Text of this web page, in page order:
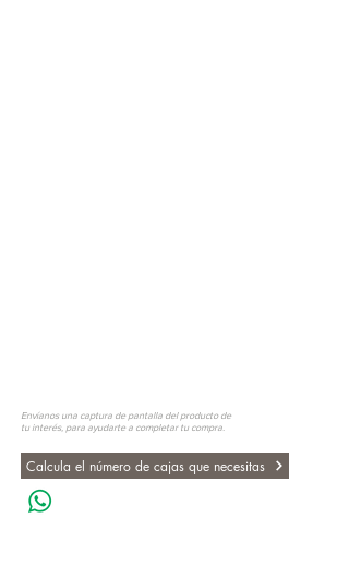
Envíanos una captura de pantalla del producto de
tu interés, para ayudarte a completar tu compra.
Calcula el número de cajas que necesitas